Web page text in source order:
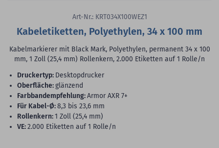
Art-Nr.: KRT034X100WEZ1
Kabeletiketten, Polyethylen, 34 x 100 mm
Kabelmarkierer mit Black Mark, Polyethylen, permanent 34 x 100
mm, 1 Zoll (25,4 mm) Rollenkern, 2.000 Etiketten auf 1 Rolle/n
Druckertyp: Desktopdrucker
Oberfläche:glänzend
Farbbandempfehlung:Armor AXR 7+
für Kabel-Ø:8,3 bis 23,6 mm
Rollenkern:1 Zoll (25,4 mm)
VE:2.000 Etiketten auf 1 Rolle/n